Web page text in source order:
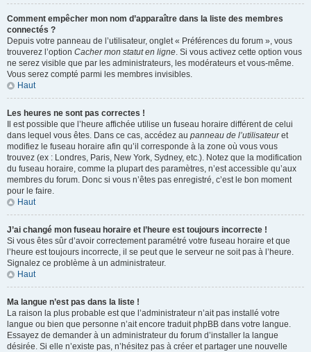
Comment empêcher mon nom d’apparaître dans la liste des membres
connectés ?
Depuis votre panneau de l’utilisateur, onglet « Préférences du forum », vous
trouverez l’option Cacher mon statut en ligne. Si vous activez cette option vous
ne serez visible que par les administrateurs, les modérateurs et vous-même.
Vous serez compté parmi les membres invisibles.
Haut
Les heures ne sont pas correctes !
Il est possible que l’heure affichée utilise un fuseau horaire différent de celui
dans lequel vous êtes. Dans ce cas, accédez au panneau de l’utilisateuret
modifiez le fuseau horaire afin qu’il corresponde à la zone où vous vous
trouvez (ex : Londres, Paris, New York, Sydney, etc.). Notez que la modification
du fuseau horaire, comme la plupart des paramètres, n’est accessible qu’aux
membres du forum. Donc si vous n’êtes pas enregistré, c’est le bon moment
pour le faire.
Haut
J’ai changé mon fuseau horaire et l’heure est toujours incorrecte !
Si vous êtes sûr d’avoir correctement paramétré votre fuseau horaire et que
l’heure est toujours incorrecte, il se peut que le serveur ne soit pas à l’heure.
Signalez ce problème à un administrateur.
Haut
Ma langue n’est pas dans la liste !
La raison la plus probable est que l’administrateur n’ait pas installé votre
langue ou bien que personne n’ait encore traduit phpBB dans votre langue.
Essayez de demander à un administrateur du forum d’installer la langue
désirée. Si elle n’existe pas, n’hésitez pas à créer et partager une nouvelle